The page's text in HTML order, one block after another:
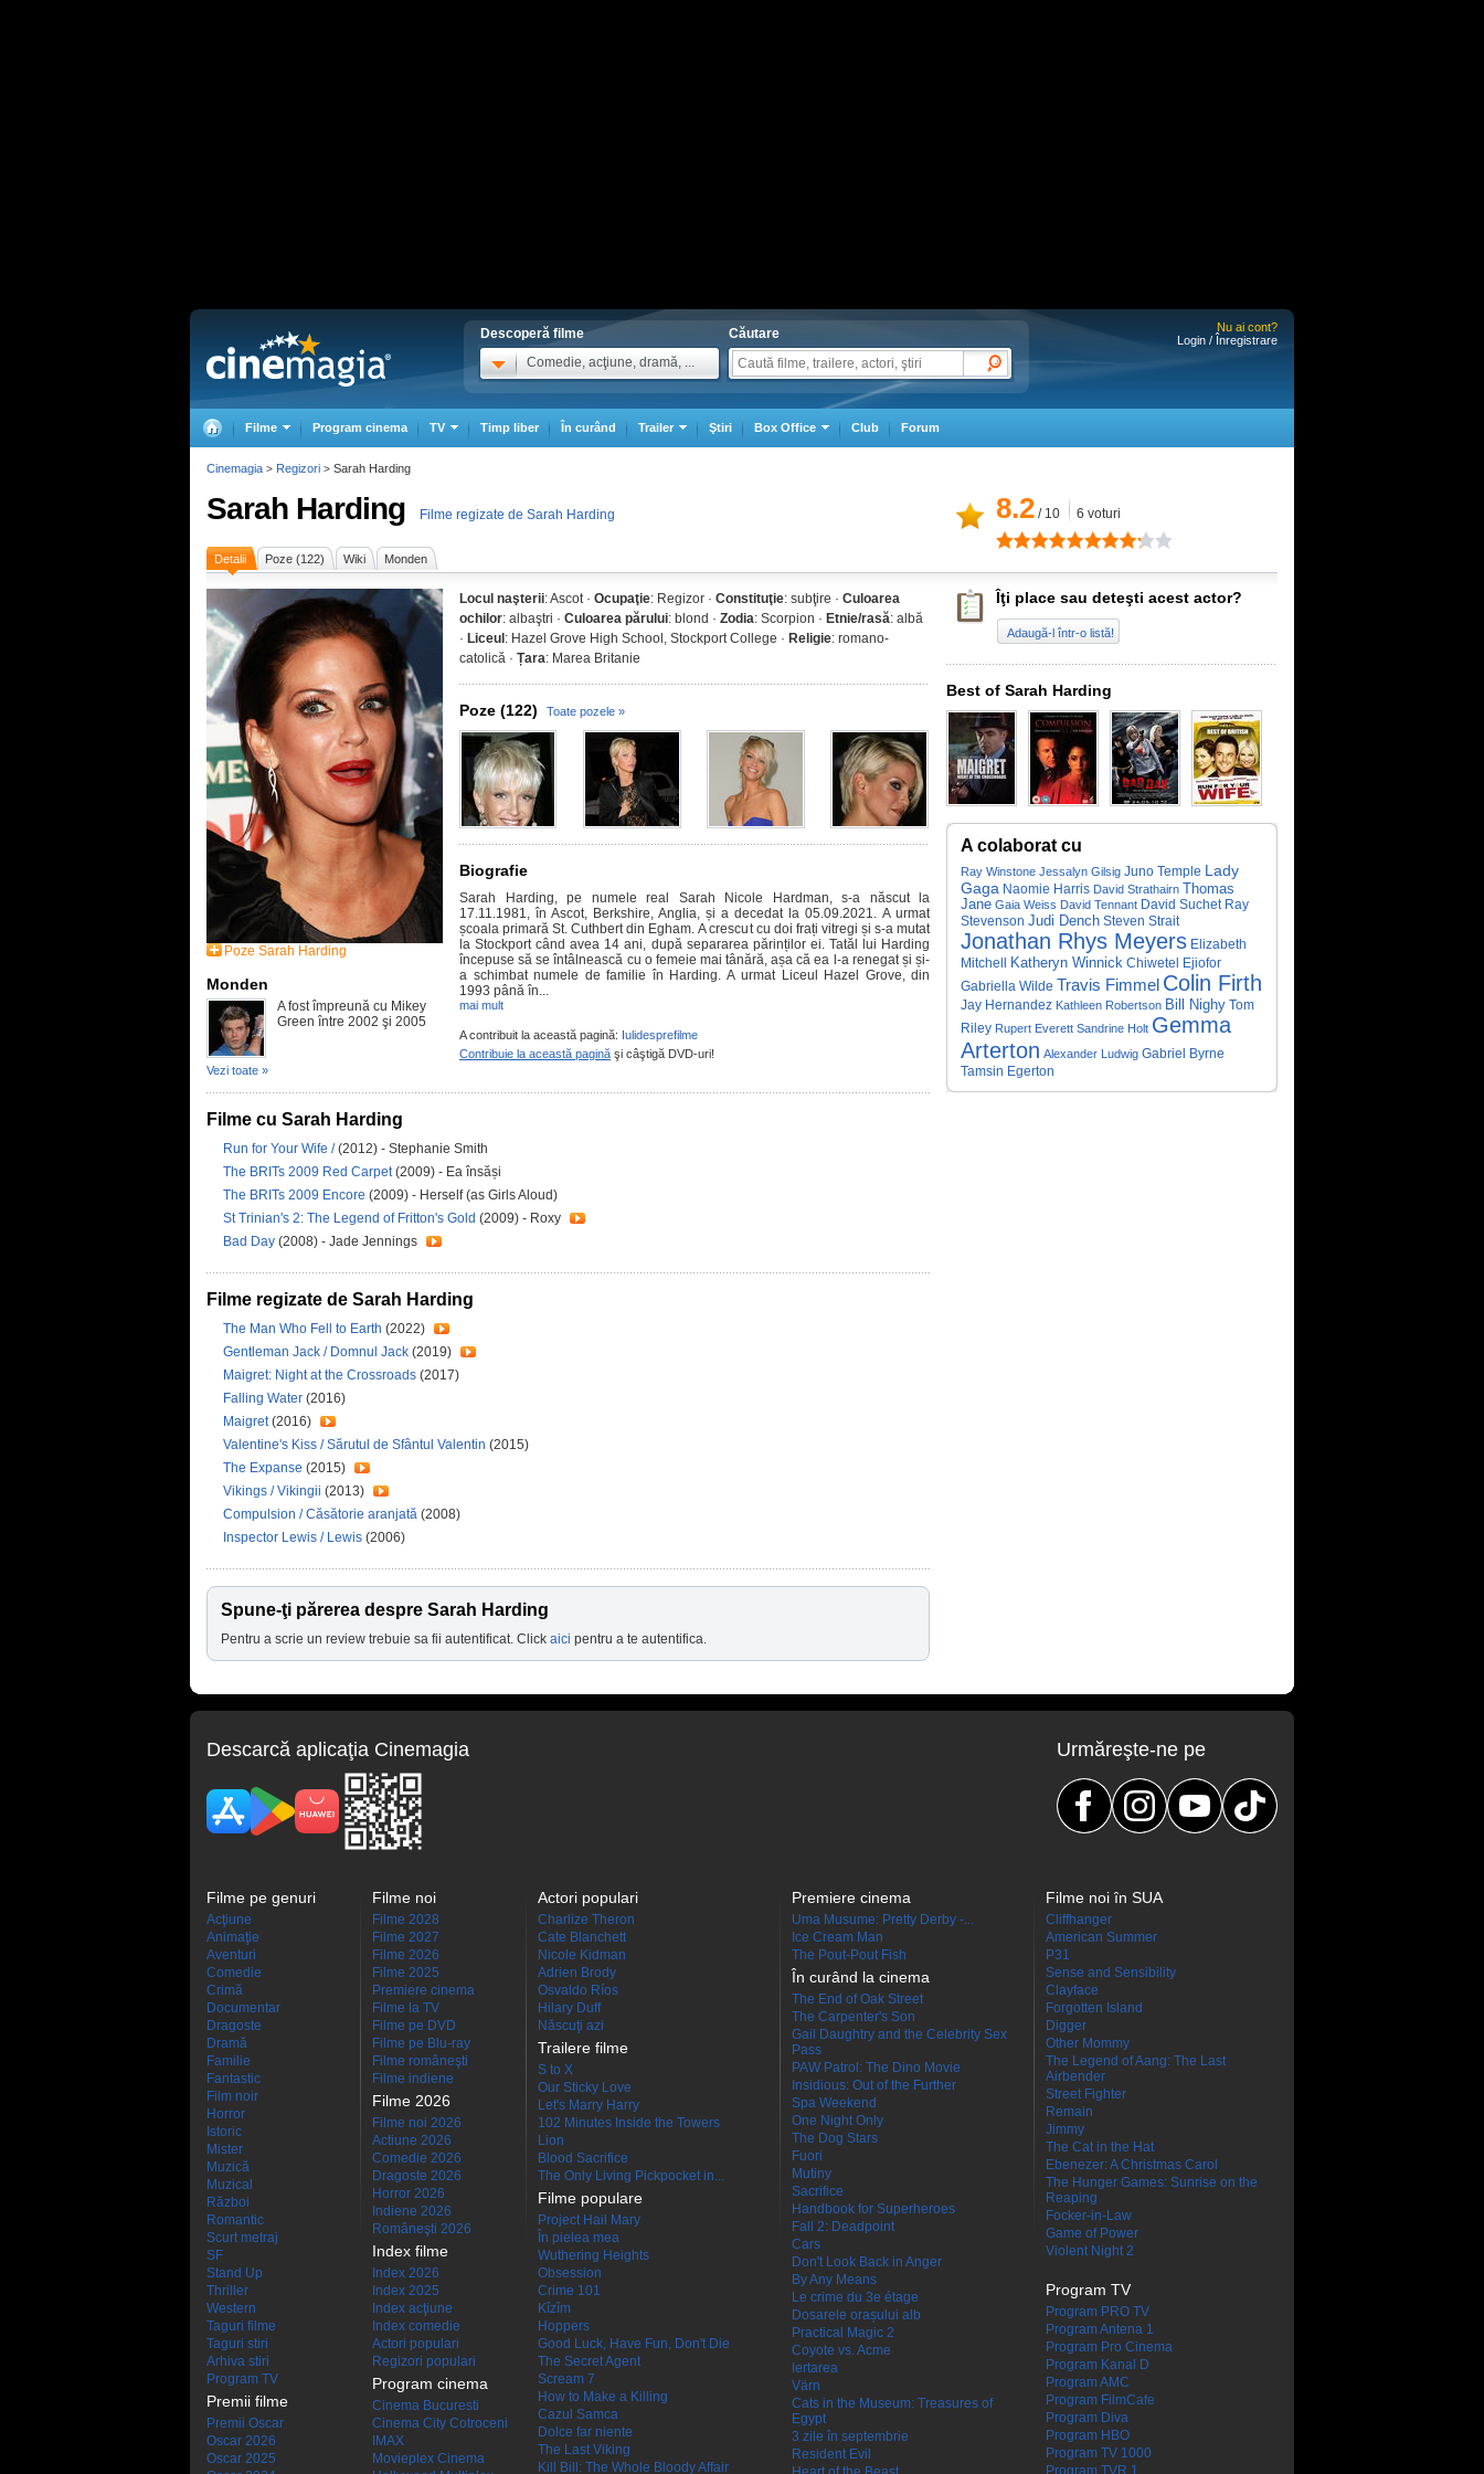
Descoperă filme
Comedie, acţiune, dramă, ...
Căutare
Nu ai cont?
Login / Înregistrare
Filme Program cinema TV Timp liber În curând Trailer Ştiri Box Office Club Forum
Sarah Harding Filme regizate de Sarah Harding 8.2 / 10 6 voturi
Detalii Poze (122) Wiki Monden
Poze Sarah Harding
Monden
A fost împreună cu Mikey
Green între 2002 şi 2005
Vezi toate »
Locul naşterii: Ascot · Ocupaţie: Regizor · Constituţie: subţire · Culoarea
ochilor: albaştri · Culoarea părului: blond · Zodia: Scorpion · Etnie/rasă: albă
· Liceul : Hazel Grove High School, Stockport College · Religie: romano-
catolică · Țara: Marea Britanie
Poze (122) Toate pozele »
Biografie
Sarah Harding, pe numele real Sarah Nicole Hardman, s-a născut la
17.11.1981, în Ascot, Berkshire, Anglia, și a decedat la 05.09.2021. A urmat
școala primară St. Cuthbert din Egham. A crescut cu doi frați vitregi și s-a mutat
la Stockport când avea 14 ani, după separarea părinților ei. Tatăl lui Harding
începuse să se întâlnească cu o femeie mai tânără, așa că ea l-a renegat și și-
a schimbat numele de familie în Harding. A urmat Liceul Hazel Grove, din
1993 până în...
mai mult
A contribuit la această pagină: Iulidesprefilme
Contribuie la această pagină şi câştigă DVD-uri!
Filme cu Sarah Harding
Run for Your Wife /(2012) - Stephanie Smith
The BRITs 2009 Red Carpet(2009) - Ea însăși
The BRITs 2009 Encore (2009) - Herself (as Girls Aloud)
St Trinian's 2: The Legend of Fritton's Gold (2009) - Roxy
Bad Day (2008) - Jade Jennings
Filme regizate de Sarah Harding
The Man Who Fell to Earth (2022)
Gentleman Jack / Domnul Jack (2019)
Maigret: Night at the Crossroads (2017)
Falling Water (2016)
Maigret(2016)
Valentine's Kiss / Sărutul de Sfântul Valentin (2015)
The Expanse (2015)
Vikings / Vikingii (2013)
Compulsion / Căsătorie aranjată (2008)
Inspector Lewis / Lewis (2006)
Spune-ţi părerea despre Sarah Harding
Pentru a scrie un review trebuie sa fii autentificat. Click aici pentru a te autentifica.
Îţi place sau deteşti acest actor?
Adaugă-l într-o listă!
Best of Sarah Harding
A colaborat cu
Ray Winstone Jessalyn Gilsig Juno Temple Lady
Gaga Naomie Harris David Strathairn
Thomas
Jane Gaia Weiss David Tennant David Suchet Ray
Stevenson Judi Dench Steven Strait
Jonathan Rhys Meyers Elizabeth
Mitchell
Katheryn Winnick Chiwetel Ejiofor
Gabriella Wilde Travis Fimmel Colin Firth
Jay Hernandez Kathleen Robertson Bill Nighy Tom
Riley Rupert Everett Sandrine Holt Gemma
Arterton Alexander Ludwig Gabriel Byrne
Tamsin Egerton
Cinemagia > Regizori > Sarah Harding
Descarcă aplicaţia Cinemagia Urmăreşte-ne pe
Filme pe genuri
Acţiune
Animaţie
Aventuri
Comedie
Crimă
Documentar
Dragoste
Dramă
Familie
Fantastic
Film noir
Horror
Istoric
Mister
Muzică
Muzical
Război
Romantic
Scurt metraj
SF
Stand Up
Thriller
Western
Taguri filme
Taguri stiri
Arhiva stiri
Program TV
Premii filme
Premii Oscar
Oscar 2026
Oscar 2025
Filme noi
Filme 2028
Filme 2027
Filme 2026
Filme 2025
Premiere cinema
Filme la TV
Filme pe DVD
Filme pe Blu-ray
Filme româneşti
Filme indiene
Filme 2026
Filme noi 2026
Actiune 2026
Comedie 2026
Dragoste 2026
Horror 2026
Indiene 2026
Româneşti 2026
Index filme
Index 2026
Index 2025
Index acţiune
Index comedie
Actori populari
Regizori populari
Program cinema
Cinema Bucuresti
Cinema City Cotroceni
IMAX
Movieplex Cinema
Actori populari
Charlize Theron
Cate Blanchett
Nicole Kidman
Adrien Brody
Osvaldo Ríos
Hilary Duff
Născuţi azi
Trailere filme
S to X
Our Sticky Love
Let's Marry Harry
102 Minutes Inside the Towers
Lion
Blood Sacrifice
The Only Living Pickpocket in...
Filme populare
Project Hail Mary
În pielea mea
Wuthering Heights
Obsession
Crime 101
Kîzîm
Hoppers
Good Luck, Have Fun, Don't Die
The Secret Agent
Scream 7
How to Make a Killing
Cazul Samca
Dolce far niente
The Last Viking
Kill Bill: The Whole Bloody Affair
Premiere cinema
Uma Musume: Pretty Derby -...
Ice Cream Man
The Pout-Pout Fish
În curând la cinema
The End of Oak Street
The Carpenter's Son
Gail Daughtry and the Celebrity Sex
Pass
PAW Patrol: The Dino Movie
Insidious: Out of the Further
Spa Weekend
One Night Only
The Dog Stars
Fuori
Mutiny
Sacrifice
Handbook for Superheroes
Fall 2: Deadpoint
Cars
Don't Look Back in Anger
By Any Means
Le crime du 3e étage
Dosarele orașului alb
Practical Magic 2
Coyote vs. Acme
Iertarea
Värn
Cats in the Museum: Treasures of
Egypt
3 zile în septembrie
Resident Evil
Filme noi în SUA
Cliffhanger
American Summer
P31
Sense and Sensibility
Clayface
Forgotten Island
Digger
Other Mommy
The Legend of Aang: The Last
Airbender
Street Fighter
Remain
Jimmy
The Cat in the Hat
Ebenezer: A Christmas Carol
The Hunger Games: Sunrise on the
Reaping
Focker-in-Law
Game of Power
Violent Night 2
Program TV
Program PRO TV
Program Antena 1
Program Pro Cinema
Program Kanal D
Program AMC
Program FilmCafe
Program Diva
Program HBO
Program TV 1000
Program TVR 1